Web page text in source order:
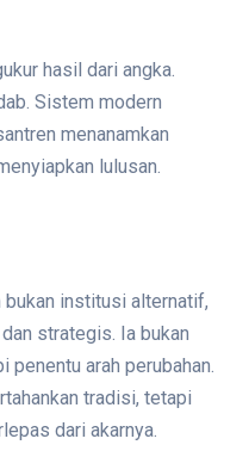
hasil dari angka.
Sistem modern
menanamkan
lulusan.
bukan institusi alternatif,
strategis. Ia bukan
penentu arah perubahan.
tradisi, tetapi
dari akarnya.